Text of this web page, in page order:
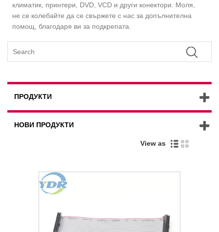
климатик, принтери, DVD, VCD и други конектори. Моля,
не се колебайте да се свържете с нас за допълнителна
помощ, благодаря ви за подкрепата.
ПРОДУКТИ
НОВИ ПРОДУКТИ
View as